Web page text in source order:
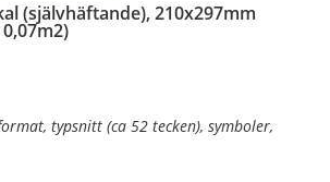
(självhäftande), 210x297mm
typsnitt (ca 52 tecken), symboler,